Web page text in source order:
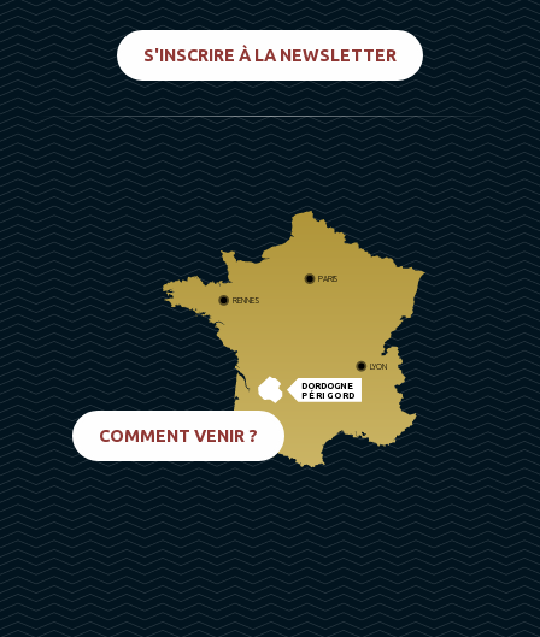
S'INSCRIRE À LA NEWSLETTER
DORDOGNE
PÉRIGORD
PARIS
RENNES
LYON
COMMENT VENIR ?